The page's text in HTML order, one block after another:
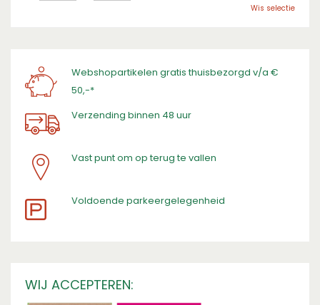
Wis selectie
Webshopartikelen gratis thuisbezorgd v/a €
50,-*
Verzending binnen 48 uur
Vast punt om op terug te vallen
​Voldoende parkeergelegenheid
WIJ ACCEPTEREN: